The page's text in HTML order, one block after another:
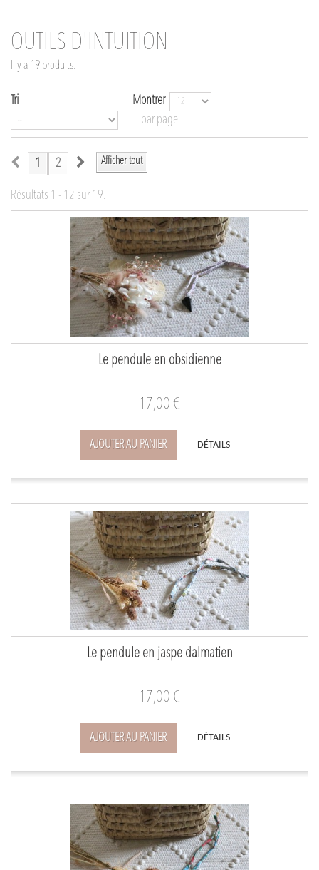
OUTILS D'INTUITION
Il y a 19 produits.
Tri
Montrer
par page
Afficher tout
1 2
Résultats 1 - 12 sur 19.
Le pendule en obsidienne
17,00 €
AJOUTER AU PANIER DÉTAILS
Le pendule en jaspe dalmatien
17,00 €
AJOUTER AU PANIER DÉTAILS